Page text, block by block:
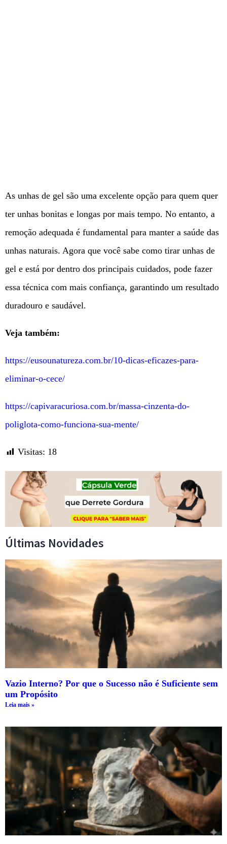
As unhas de gel são uma excelente opção para quem quer
ter unhas bonitas e longas por mais tempo. No entanto, a
remoção adequada é fundamental para manter a saúde das
unhas naturais. Agora que você sabe como tirar unhas de
gel e está por dentro dos principais cuidados, pode fazer
essa técnica com mais confiança, garantindo um resultado
duradouro e saudável.
Veja também:
https://eusounatureza.com.br/10-dicas-eficazes-para-
eliminar-o-cece/
https://capivaracuriosa.com.br/massa-cinzenta-do-
poliglota-como-funciona-sua-mente/
Visitas: 18
Últimas Novidades
Vazio Interno? Por que o Sucesso não é Suficiente sem
um Propósito
Leia mais »